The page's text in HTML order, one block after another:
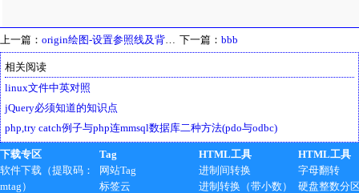
上一篇： origin绘图-设置参照线及背景色 下一篇： bbb
相关阅读
linux文件中英对照
jQuery必须知道的知识点
php,try catch例子与php连mmsql数据库二种方法(pdo与odbc)
下载专区
软件下载（提取码：
mtag）
Tag
网站Tag
标签云
HTML工具
进制间转换
进制转换（带小数）
HTML工具
字母翻转
硬盘整数分